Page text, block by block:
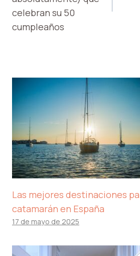
celebran su 50
cumpleaños
Las mejores destinaciones
catamarán en España
17 de mayo de 2025